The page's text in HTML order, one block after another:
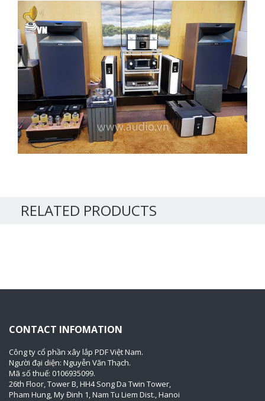
RELATED PRODUCTS
CONTACT INFOMATION
Công ty cổ phần xây lắp PDF Việt Nam.
Người đại diện: Nguyễn Văn Thạch.
Mã số thuế: 0106935099.
26th Floor, Tower B, HH4 Song Da Twin Tower,
Pham Hung, My Đinh 1, Nam Tu Liem Dist., Hanoi